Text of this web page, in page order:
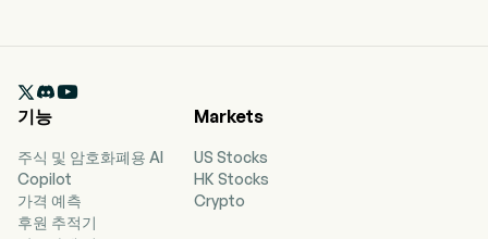

기능
주식 및 암호화폐용 AI
Copilot
가격 예측
후원 추적기
Markets
US Stocks
HK Stocks
Crypto